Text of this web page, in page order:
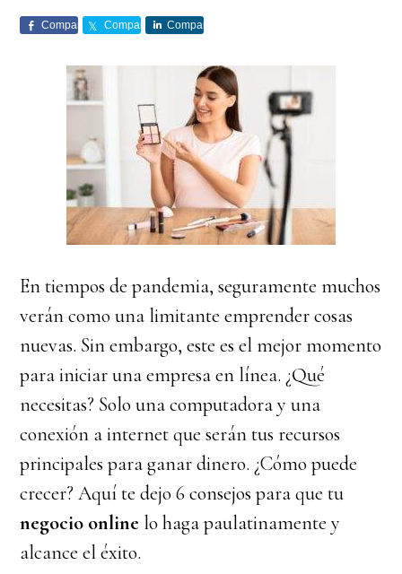
Comparte Comparte Comparte
En tiempos de pandemia, seguramente muchos
verán como una limitante emprender cosas
nuevas. Sin embargo, este es el mejor momento
para iniciar una empresa en línea. ¿Qué
necesitas? Solo una computadora y una
conexión a internet que serán tus recursos
principales para ganar dinero. ¿Cómo puede
crecer? Aquí te dejo 6 consejos para que tu
negocio online lo haga paulatinamente y
alcance el éxito.